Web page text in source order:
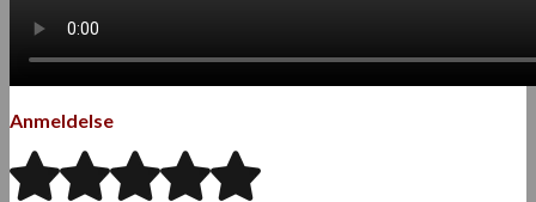
Anmeldelse